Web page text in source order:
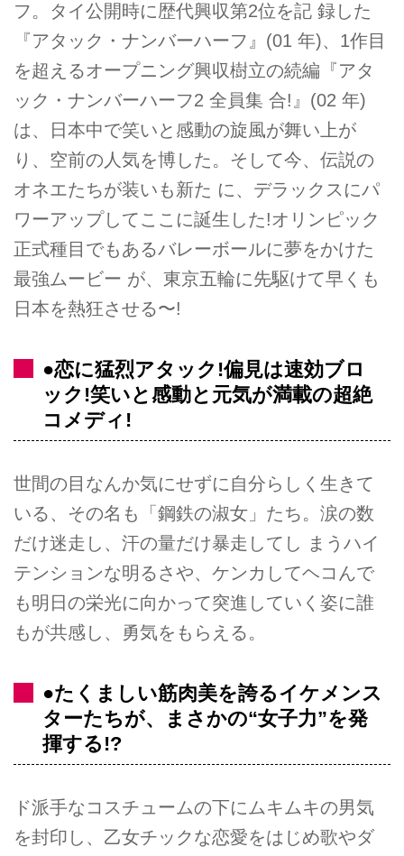
フ。タイ公開時に歴代興収第2位を記 録した
『アタック・ナンバーハーフ』(01 年)、1作目
を超えるオープニング興収樹立の続編『アタ
ック・ナンバーハーフ2 全員集 合!』(02 年)
は、日本中で笑いと感動の旋風が舞い上が
り、空前の人気を博した。そして今、伝説の
オネエたちが装いも新た に、デラックスにパ
ワーアップしてここに誕生した!オリンピック
正式種目でもあるバレーボールに夢をかけた
最強ムービー が、東京五輪に先駆けて早くも
日本を熱狂させる〜!
●恋に猛烈アタック!偏見は速効ブロ
ック!笑いと感動と元気が満載の超絶
コメディ!
世間の目なんか気にせずに自分らしく生きて
いる、その名も「鋼鉄の淑女」たち。涙の数
だけ迷走し、汗の量だけ暴走してし まうハイ
テンションな明るさや、ケンカしてヘコんで
も明日の栄光に向かって突進していく姿に誰
もが共感し、勇気をもらえる。
●たくましい筋肉美を誇るイケメンス
ターたちが、まさかの“女子力”を発
揮する!?
ド派手なコスチュームの下にムキムキの男気
を封印し、乙女チックな恋愛をはじめ歌やダ